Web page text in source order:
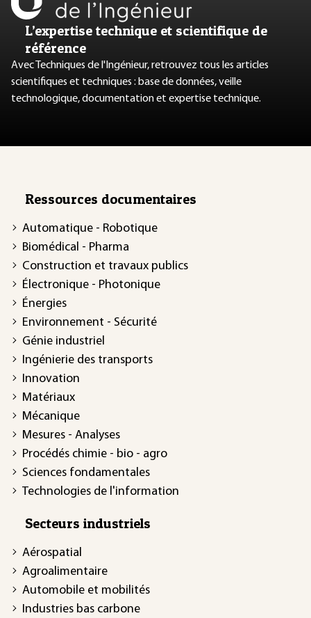
L’expertise technique et scientifique de
référence
Avec Techniques de l'Ingénieur, retrouvez tous les articles
scientifiques et techniques : base de données, veille
technologique, documentation et expertise technique.
Ressources documentaires
Automatique - Robotique
Biomédical - Pharma
Construction et travaux publics
Électronique - Photonique
Énergies
Environnement - Sécurité
Génie industriel
Ingénierie des transports
Innovation
Matériaux
Mécanique
Mesures - Analyses
Procédés chimie - bio - agro
Sciences fondamentales
Technologies de l'information
Secteurs industriels
Aérospatial
Agroalimentaire
Automobile et mobilités
Industries bas carbone